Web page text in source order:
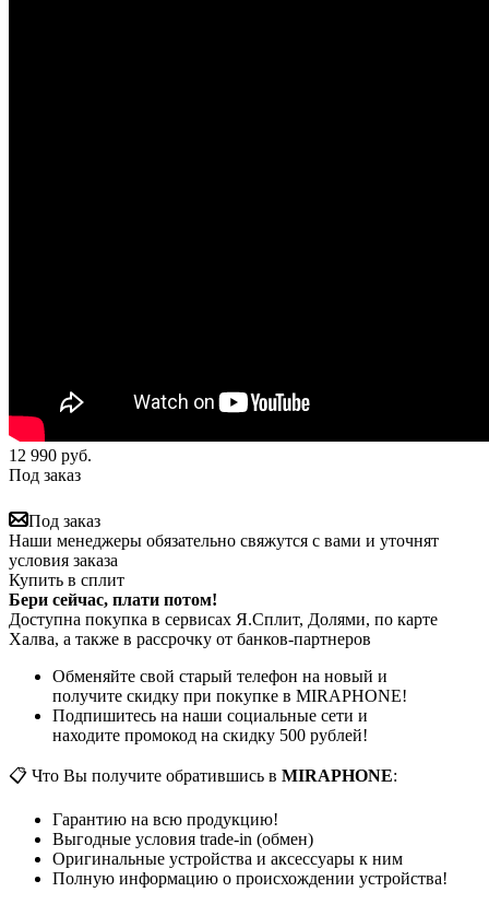
12 990 руб.
Под заказ
Под заказ
Наши менеджеры обязательно свяжутся с вами и уточнят
условия заказа
Купить в сплит
Бери сейчас, плати потом!
Доступна покупка в сервисах Я.Сплит, Долями, по карте
Халва, а также в рассрочку от банков-партнеров
Обменяйте свой старый телефон на новый и
получите скидку при покупке в MIRAPHONE!
Подпишитесь на наши социальные сети и
находите промокод на скидку 500 рублей!
📋 Что Вы получите обратившись в MIRAPHONE:
Гарантию на всю продукцию!
Выгодные условия trade-in (обмен)
Оригинальные устройства и аксессуары к ним
Полную информацию о происхождении устройства!